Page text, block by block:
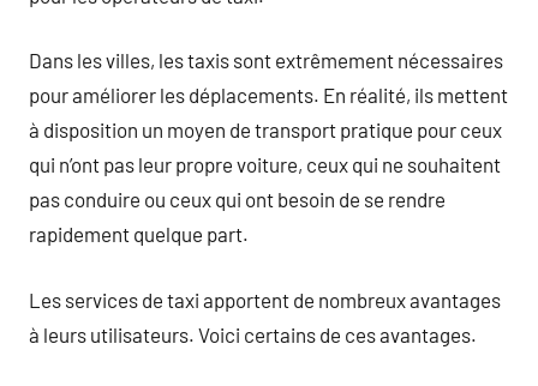
Dans les villes, les taxis sont extrêmement nécessaires
pour améliorer les déplacements. En réalité, ils mettent
à disposition un moyen de transport pratique pour ceux
qui n’ont pas leur propre voiture, ceux qui ne souhaitent
pas conduire ou ceux qui ont besoin de se rendre
rapidement quelque part.
Les services de taxi apportent de nombreux avantages
à leurs utilisateurs. Voici certains de ces avantages.